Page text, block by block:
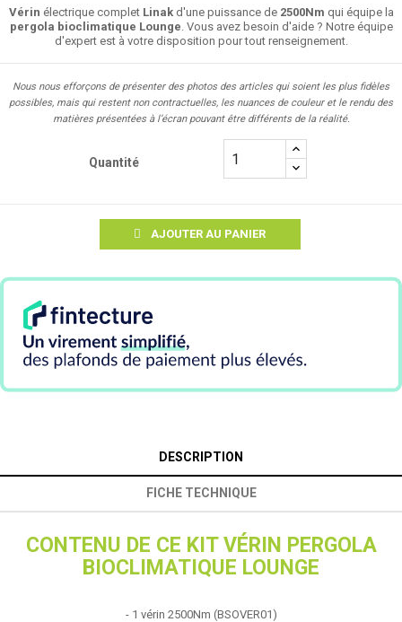
Vérin électrique complet Linakd'une puissance de 2500Nm qui équipe la
pergola bioclimatique Lounge. Vous avez besoin d'aide ? Notre équipe
d'expert est à votre disposition pour tout renseignement.
Nous nous efforçons de présenter des photos des articles qui soient les plus fidèles
possibles, mais qui restent non contractuelles, les nuances de couleur et le rendu des
matières présentées à l’écran pouvant être différents de la réalité.
Quantité
AJOUTER AU PANIER
DESCRIPTION
FICHE TECHNIQUE
CONTENU DE CE KIT VÉRIN PERGOLA
BIOCLIMATIQUE LOUNGE
- 1 vérin 2500Nm (BSOVER01)